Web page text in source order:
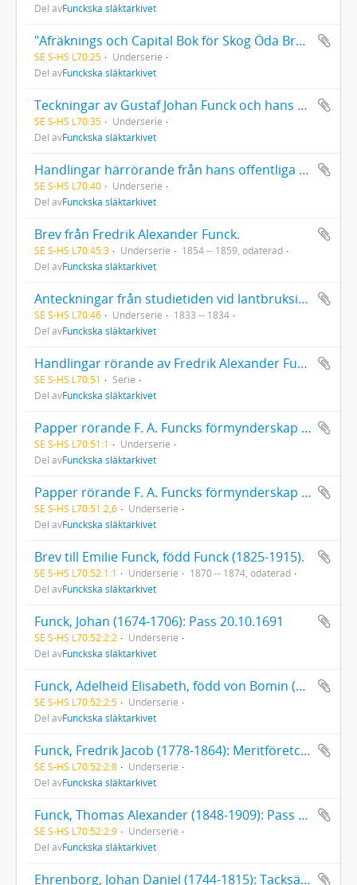
Del avFunckska släktarkivet
"Afräknings och Capital Bok för Skog Öda Bruk Åhr 1797". [Räkenskaper för ett fingerat bruk för övnings skull uppställda av Gustaf Johan Funck.]
SE S-HS L70:25
Underserie
Del avFunckska släktarkivet
Teckningar av Gustaf Johan Funck och hans hustru Caroline Ehrenborg
SE S-HS L70:35
Underserie
Del avFunckska släktarkivet
Handlingar härrörande från hans offentliga verksamhet: handlingar rörande Göta kanal. [Fredrik Alexander Funck var direktör för Östra distriktet 1863-1874.]
SE S-HS L70:40
Underserie
Del avFunckska släktarkivet
Brev från Fredrik Alexander Funck.
SE S-HS L70:45:3 Underserie
1854 -- 1859, odaterad
Del avFunckska släktarkivet
Anteckningar från studietiden vid lantbruksinstitutet i Möglin i Preussen.
SE S-HS L70:46 Underserie
1833 -- 1834
Del avFunckska släktarkivet
Handlingar rörande av Fredrik Alexander Funck omhänderhavda förmyndarskap: Svante Banér, Caroline Funck, Gustaf Otto Funck, August, Wilhelm och Emilie Thollander, Ella Nejdel, Hedda Gustafva von Yhlen
SE S-HS L70:51
Serie
Del avFunckska släktarkivet
Papper rörande F. A. Funcks förmynderskap för Svante Banér
SE S-HS L70:51:1
Underserie
Del avFunckska släktarkivet
Papper rörande F. A. Funcks förmynderskap för August Thollander (1841-1930)
SE S-HS L70:51:2,6
Underserie
Del avFunckska släktarkivet
Brev till Emilie Funck, född Funck (1825-1915).
SE S-HS L70:52:1:1 Underserie
1870 -- 1874, odaterad
Del avFunckska släktarkivet
Funck, Johan (1674-1706): Pass 20.10.1691
SE S-HS L70:52:2:2
Underserie
Del avFunckska släktarkivet
Funck, Adelheid Elisabeth, född von Bomin (1718-1778): Begravningsverser vid hennes jordfästning 1778
SE S-HS L70:52:2:5
Underserie
Del avFunckska släktarkivet
Funck, Fredrik Jacob (1778-1864): Meritföretckning (1807). Brev (1858-1862) från och till Fredrik Jacob Funck.
SE S-HS L70:52:2:8
Underserie
Del avFunckska släktarkivet
Funck, Thomas Alexander (1848-1909): Pass 05.07.1873. Brev, 1 st., 1880, till Th. A. Funck
SE S-HS L70:52:2:9
Underserie
Del avFunckska släktarkivet
Ehrenborg, Johan Daniel (1744-1815): Tacksägelse 1815. Bouppteckning. Arvskifte